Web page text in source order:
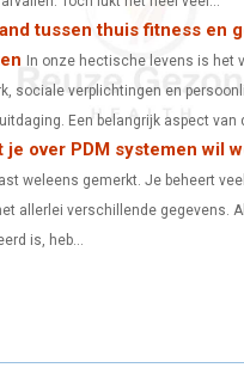
tussen thuis fitness en
In onze hectische levens is het
sociale verplichtingen en
Een belangrijk aspect van
je over PDM systemen wil
weleens gemerkt. Je beheert
allerlei verschillende gegevens.
is, heb...